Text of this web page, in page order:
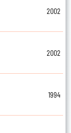
2002
2002
1994